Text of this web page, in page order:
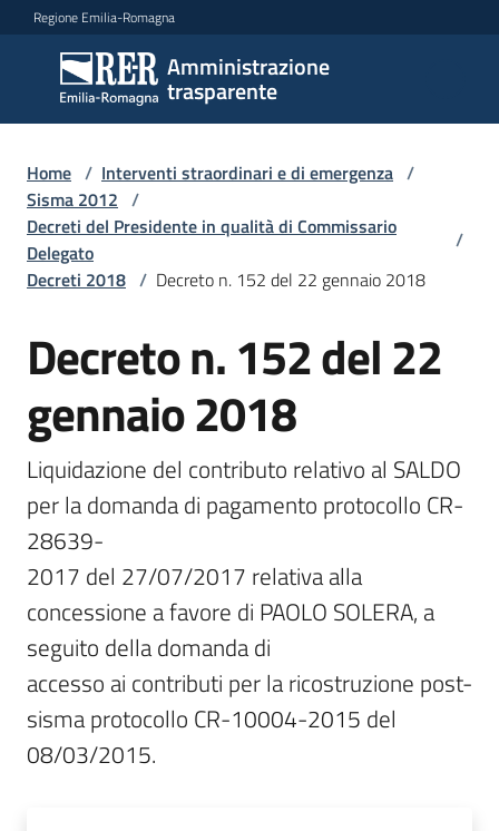
Vai al contenuto
Vai alla navigazione
Vai al footer
Regione Emilia-Romagna
Amministrazione
trasparente
Amministrazione
trasparente
Sottosezioni
Accesso
Home / Interventi straordinari e di emergenza /
Sisma 2012 /
Decreti del Presidente in qualità di Commissario
Delegato
/
Decreti 2018 / Decreto n. 152 del 22 gennaio 2018
Decreto n. 152 del 22
gennaio 2018
Liquidazione del contributo relativo al SALDO
per la domanda di pagamento protocollo CR-
28639-
2017 del 27/07/2017 relativa alla
concessione a favore di PAOLO SOLERA, a
seguito della domanda di
accesso ai contributi per la ricostruzione post-
sisma protocollo CR-10004-2015 del
08/03/2015.